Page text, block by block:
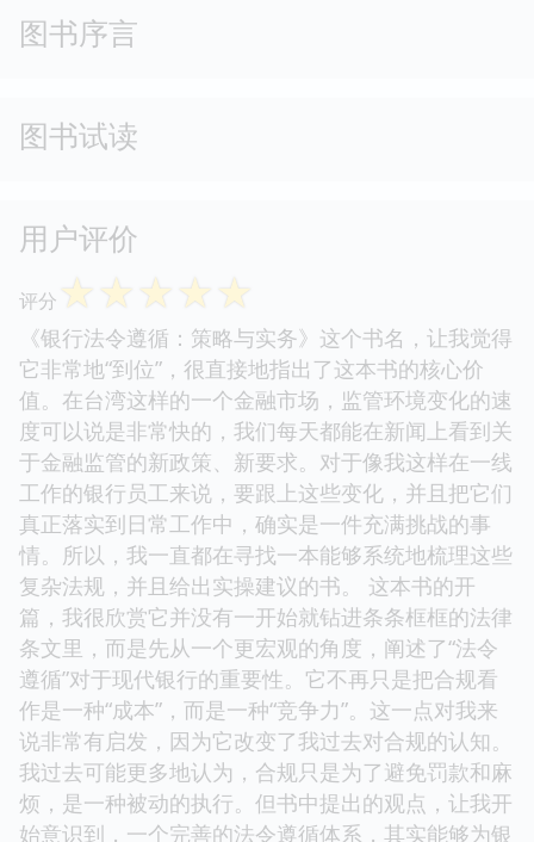
图书序言
图书试读
用户评价
评分 ☆☆☆☆☆
《银行法令遵循：策略与实务》这个书名，让我觉得
它非常地“到位”，很直接地指出了这本书的核心价
值。在台湾这样的一个金融市场，监管环境变化的速
度可以说是非常快的，我们每天都能在新闻上看到关
于金融监管的新政策、新要求。对于像我这样在一线
工作的银行员工来说，要跟上这些变化，并且把它们
真正落实到日常工作中，确实是一件充满挑战的事
情。所以，我一直都在寻找一本能够系统地梳理这些
复杂法规，并且给出实操建议的书。 这本书的开
篇，我很欣赏它并没有一开始就钻进条条框框的法律
条文里，而是先从一个更宏观的角度，阐述了“法令
遵循”对于现代银行的重要性。它不再只是把合规看
作是一种“成本”，而是一种“竞争力”。这一点对我来
说非常有启发，因为它改变了我过去对合规的认知。
我过去可能更多地认为，合规只是为了避免罚款和麻
烦，是一种被动的执行。但书中提出的观点，让我开
始意识到，一个完善的法令遵循体系，其实能够为银